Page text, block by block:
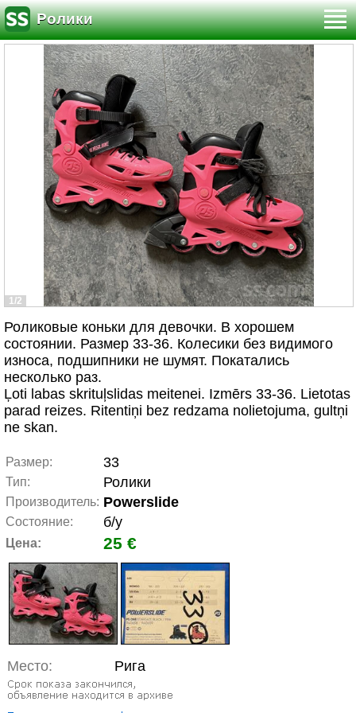
Ролики
1/2
Роликовые коньки для девочки. В хорошем
состоянии. Размер 33-36. Колесики без видимого
износа, подшипники не шумят. Покатались
несколько раз.
Ļoti labas skrituļslidas meitenei. Izmērs 33-36. Lietotas
parad reizes. Ritentiņi bez redzama nolietojuma, gultņi
ne skan.
Размер: 33
Тип: Ролики
Производитель: Powerslide
Состояние: б/у
Цена: 25 €
Место: Рига